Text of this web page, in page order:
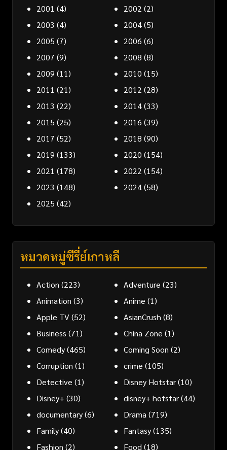
2001 (4) 2002 (2)
2003 (4) 2004(5)
2005 (7) 2006 (6)
2007 (9) 2008 (8)
2009 (11) 2010 (15)
2011 (21) 2012 (28)
2013 (22) 2014(33)
2015 (25) 2016 (39)
2017 (52) 2018 (90)
2019 (133) 2020 (154)
2021 (178) 2022 (154)
2023 (148) 2024(58)
2025 (42)
หมวดหมู่ซีรี่ย์เกาหลี
Action (223) Adventure (23)
Animation (3) Anime (1)
Apple TV(52) AsianCrush (8)
Business (71) China Zone (1)
Comedy(465) Coming Soon (2)
Corruption (1) crime (105)
Detective (1) Disney Hotstar(10)
Disney+ (30) disney+ hotstar(44)
documentary(6) Drama (719)
Family(40) Fantasy(135)
Fashion (2) Food (18)